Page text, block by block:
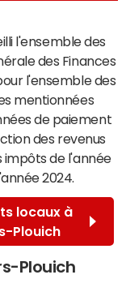
l'ensemble des
des Finances
l'ensemble des
mentionnées
de paiement
des revenus
impôts de l'année
2024.
locaux à
Plouich
Plouich